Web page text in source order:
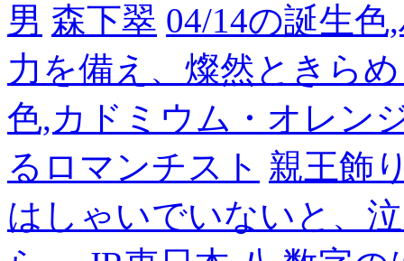
男 森下翠 04/14の誕生
力を備え、燦然ときら
色,カドミウム・オレン
るロマンチスト 親王飾
はしゃいでいないと、